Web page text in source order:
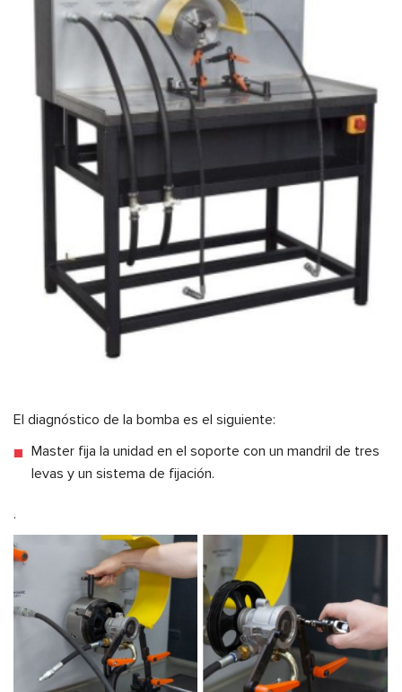
El diagnóstico de la bomba es el siguiente:
Master fija la unidad en el soporte con un mandril de tres
levas y un sistema de fijación.
.